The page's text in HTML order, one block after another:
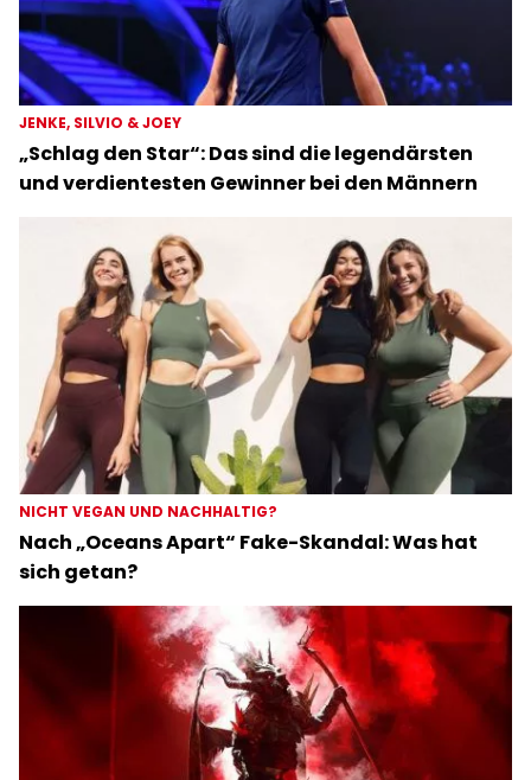
JENKE, SILVIO & JOEY
„Schlag den Star“: Das sind die legendärsten
und verdientesten Gewinner bei den Männern
NICHT VEGAN UND NACHHALTIG?
Nach „Oceans Apart“ Fake-Skandal: Was hat
sich getan?